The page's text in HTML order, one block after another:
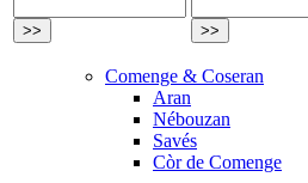
Comenge & Coseran
Aran
Nébouzan
Savés
Còr de Comenge